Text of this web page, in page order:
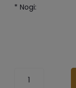
* Nogi: